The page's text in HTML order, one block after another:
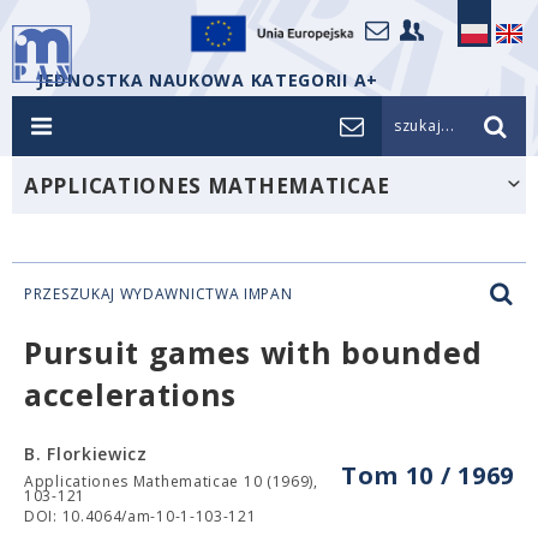
JEDNOSTKA NAUKOWA KATEGORII A+
szukaj...
APPLICATIONES MATHEMATICAE
PRZESZUKAJ WYDAWNICTWA IMPAN
Pursuit games with bounded
accelerations
Tom 10 / 1969
B. Florkiewicz
Applicationes Mathematicae 10 (1969),
103-121
DOI: 10.4064/am-10-1-103-121